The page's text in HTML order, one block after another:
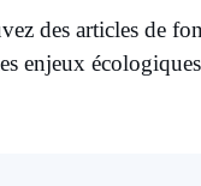
des articles de
enjeux